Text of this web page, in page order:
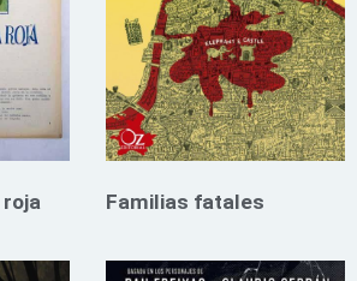
Familias fatales